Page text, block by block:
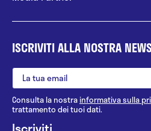
ISCRIVITI ALLA NOSTRA
Consulta la nostrainformativa sulla
trattamento dei tuoi dati.